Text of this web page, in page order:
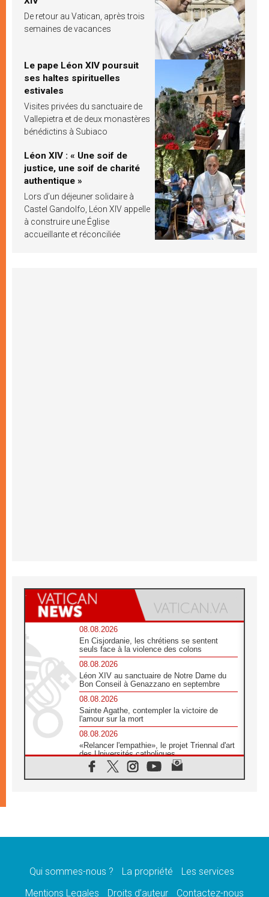
De retour au Vatican, après trois
semaines de vacances
Le pape Léon XIV poursuit
ses haltes spirituelles
estivales
Visites privées du sanctuaire de
Vallepietra et de deux monastères
bénédictins à Subiaco
Léon XIV : « Une soif de
justice, une soif de charité
authentique »
Lors d’un déjeuner solidaire à
Castel Gandolfo, Léon XIV appelle
à construire une Église
accueillante et réconciliée
08.08.2026
En Cisjordanie, les chrétiens se sentent
seuls face à la violence des colons
08.08.2026
Léon XIV au sanctuaire de Notre Dame du
Bon Conseil à Genazzano en septembre
08.08.2026
Sainte Agathe, contempler la victoire de
l'amour sur la mort
08.08.2026
«Relancer l'empathie», le projet Triennal d'art
des Universités catholiques
08.08.2026
Signis 2026, donner la parole aux religieuses
07.08.2026
07.08.2026
de l'Assomption et mémoire nationale
Qui sommes-nous ? La propriété
Les services
Mentions Legales
Droits d’auteur Contactez-nous